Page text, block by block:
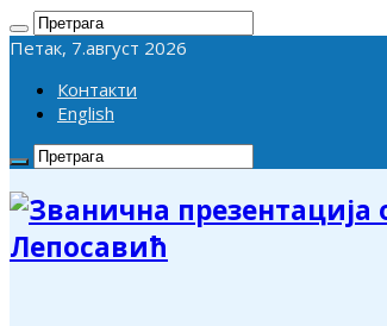
Петак, 7.август 2026
Контакти
English
Лепосавић